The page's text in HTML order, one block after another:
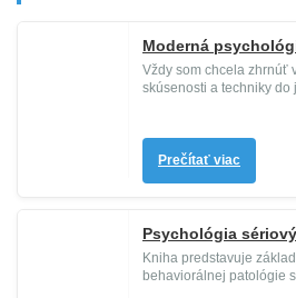
Moderná
Vždy som chcela zhrnúť
skúsenosti a techniky
Prečítať viac
Psychológia
Kniha predstavuje
behaviorálnej patológie